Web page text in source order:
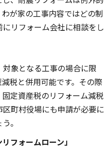
が家の工事内容ではどの制
リフォーム会社に相談をし
象となる工事の場合に限
税と併用可能です。その際
定資産税のリフォーム減税
町村役場にも申請が必要に
。
フォームローン」